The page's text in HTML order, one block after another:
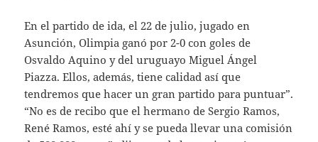
En el partido de ida, el 22 de julio, jugado en
Asunción, Olimpia ganó por 2-0 con goles de
Osvaldo Aquino y del uruguayo Miguel Ángel
Piazza. Ellos, además, tiene calidad así que
tendremos que hacer un gran partido para puntuar”.
“No es de recibo que el hermano de Sergio Ramos,
René Ramos, esté ahí y se pueda llevar una comisión